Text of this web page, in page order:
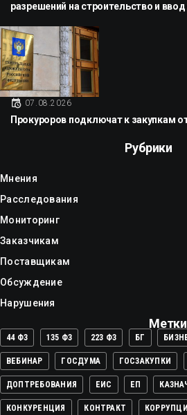
разрешений на строительство и
07.08.2026
Прокуроров подключат к закупкам
Рубрики
Мнения
Расследования
Мониторинг
Заказчикам
Поставщикам
Обсуждение
Нарушения
Метки
44 ФЗ 135 ФЗ 223 ФЗ БГ
ВЕБИНАР ГОСДУМА ГОСЗАКУПКИ
ДОПТРЕБОВАНИЯ ЕИС ЕП
КОНКУРЕНЦИЯ КОНТРАКТ